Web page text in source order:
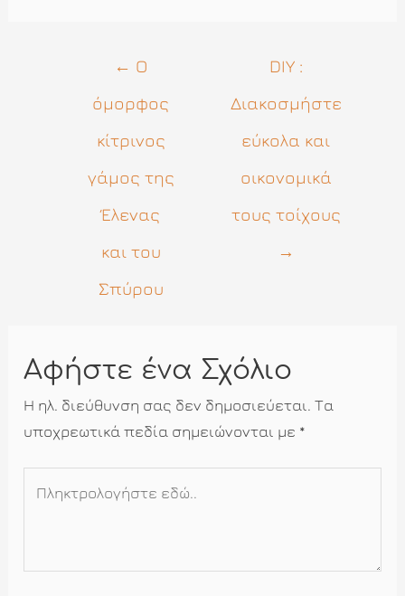
← Ο
όμορφος
κίτρινος
γάμος της
Έλενας
και του
Σπύρου
DIY :
Διακοσμήστε
εύκολα και
οικονομικά
τους τοίχους
→
Αφήστε ένα Σχόλιο
Η ηλ. διεύθυνση σας δεν δημοσιεύεται. Τα
υποχρεωτικά πεδία σημειώνονται με *